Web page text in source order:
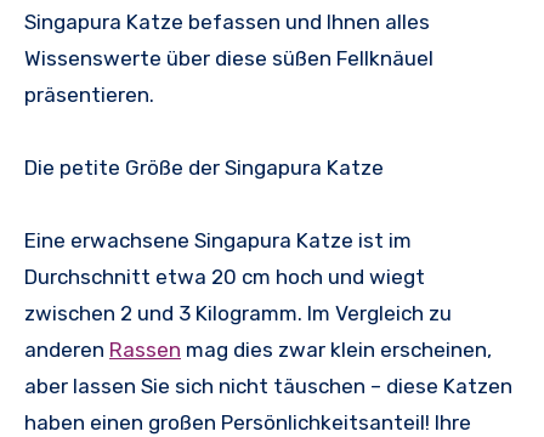
Singapura Katze befassen und Ihnen alles
Wissenswerte über diese süßen Fellknäuel
präsentieren.
Die petite Größe der Singapura Katze
Eine erwachsene Singapura Katze ist im
Durchschnitt etwa 20 cm hoch und wiegt
zwischen 2 und 3 Kilogramm. Im Vergleich zu
anderen Rassen mag dies zwar klein erscheinen,
aber lassen Sie sich nicht täuschen – diese Katzen
haben einen großen Persönlichkeitsanteil! Ihre